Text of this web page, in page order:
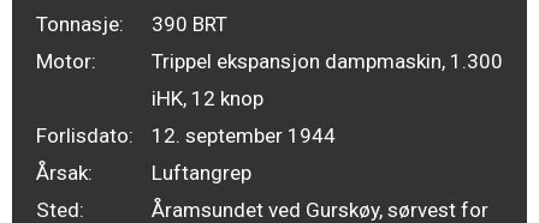
Tonnasje:
390 BRT
Motor:
Trippel ekspansjon dampmaskin, 1.300
iHK, 12 knop
Forlisdato:
12. september 1944
Årsak:
Luftangrep
Sted:
Åramsundet ved Gurskøy, sørvest for